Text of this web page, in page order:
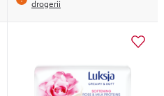
drogerii